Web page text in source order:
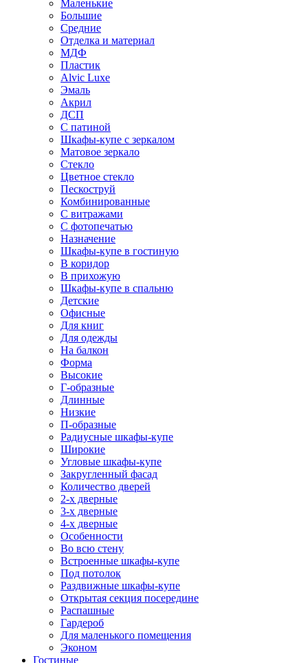
Маленькие
Большие
Средние
Отделка и материал
МДФ
Пластик
Alvic Luxe
Эмаль
Акрил
ДСП
С патиной
Шкафы-купе с зеркалом
Матовое зеркало
Стекло
Цветное стекло
Пескоструй
Комбинированные
С витражами
С фотопечатью
Назначение
Шкафы-купе в гостиную
В коридор
В прихожую
Шкафы-купе в спальню
Детские
Офисные
Для книг
Для одежды
На балкон
Форма
Высокие
Г-образные
Длинные
Низкие
П-образные
Радиусные шкафы-купе
Широкие
Угловые шкафы-купе
Закругленный фасад
Количество дверей
2-х дверные
3-х дверные
4-х дверные
Особенности
Во всю стену
Встроенные шкафы-купе
Под потолок
Раздвижные шкафы-купе
Открытая секция посередине
Распашные
Гардероб
Для маленького помещения
Эконом
Гостиные